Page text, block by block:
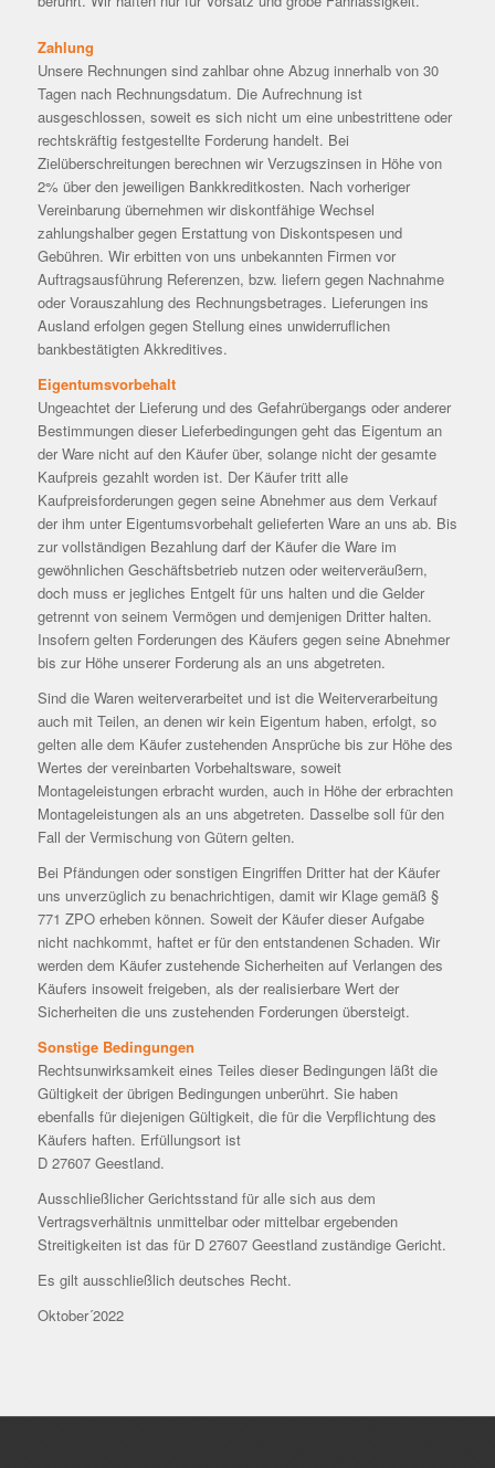
Zahlung
Unsere Rechnungen sind zahlbar ohne Abzug innerhalb von 30
Tagen nach Rechnungsdatum. Die Aufrechnung ist
ausgeschlossen, soweit es sich nicht um eine unbestrittene oder
rechtskräftig festgestellte Forderung handelt. Bei
Zielüberschreitungen berechnen wir Verzugszinsen in Höhe von
2% über den jeweiligen Bankkreditkosten. Nach vorheriger
Vereinbarung übernehmen wir diskontfähige Wechsel
zahlungshalber gegen Erstattung von Diskontspesen und
Gebühren. Wir erbitten von uns unbekannten Firmen vor
Auftragsausführung Referenzen, bzw. liefern gegen Nachnahme
oder Vorauszahlung des Rechnungsbetrages. Lieferungen ins
Ausland erfolgen gegen Stellung eines unwiderruflichen
bankbestätigten Akkreditives.
Eigentumsvorbehalt
Ungeachtet der Lieferung und des Gefahrübergangs oder anderer
Bestimmungen dieser Lieferbedingungen geht das Eigentum an
der Ware nicht auf den Käufer über, solange nicht der gesamte
Kaufpreis gezahlt worden ist. Der Käufer tritt alle
Kaufpreisforderungen gegen seine Abnehmer aus dem Verkauf
der ihm unter Eigentumsvorbehalt gelieferten Ware an uns ab. Bis
zur vollständigen Bezahlung darf der Käufer die Ware im
gewöhnlichen Geschäftsbetrieb nutzen oder weiterveräußern,
doch muss er jegliches Entgelt für uns halten und die Gelder
getrennt von seinem Vermögen und demjenigen Dritter halten.
Insofern gelten Forderungen des Käufers gegen seine Abnehmer
bis zur Höhe unserer Forderung als an uns abgetreten.
Sind die Waren weiterverarbeitet und ist die Weiterverarbeitung
auch mit Teilen, an denen wir kein Eigentum haben, erfolgt, so
gelten alle dem Käufer zustehenden Ansprüche bis zur Höhe des
Wertes der vereinbarten Vorbehaltsware, soweit
Montageleistungen erbracht wurden, auch in Höhe der erbrachten
Montageleistungen als an uns abgetreten. Dasselbe soll für den
Fall der Vermischung von Gütern gelten.
Bei Pfändungen oder sonstigen Eingriffen Dritter hat der Käufer
uns unverzüglich zu benachrichtigen, damit wir Klage gemäß §
771 ZPO erheben können. Soweit der Käufer dieser Aufgabe
nicht nachkommt, haftet er für den entstandenen Schaden. Wir
werden dem Käufer zustehende Sicherheiten auf Verlangen des
Käufers insoweit freigeben, als der realisierbare Wert der
Sicherheiten die uns zustehenden Forderungen übersteigt.
Sonstige Bedingungen
Rechtsunwirksamkeit eines Teiles dieser Bedingungen läßt die
Gültigkeit der übrigen Bedingungen unberührt. Sie haben
ebenfalls für diejenigen Gültigkeit, die für die Verpflichtung des
Käufers haften. Erfüllungsort ist
D 27607 Geestland.
Ausschließlicher Gerichtsstand für alle sich aus dem
Vertragsverhältnis unmittelbar oder mittelbar ergebenden
Streitigkeiten ist das für D 27607 Geestland zuständige Gericht.
Es gilt ausschließlich deutsches Recht.
Oktober´2022